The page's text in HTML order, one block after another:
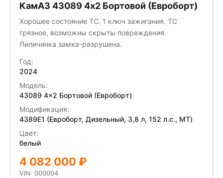
КамАЗ 43089 4x2 Бортовой (Евроборт)
Хорошее состояние ТС. 1 ключ зажигания. ТС
грязное, возможны скрыты повреждения.
Лиличинка замка-разрушена.
Год:
2024
Модель:
43089 4x2 Бортовой (Евроборт)
Модификация:
4389E1 (Евроборт, Дизельный, 3,8 л, 152 л.с., МТ)
Цвет:
белый
4 082 000 ₽
VIN: 000004